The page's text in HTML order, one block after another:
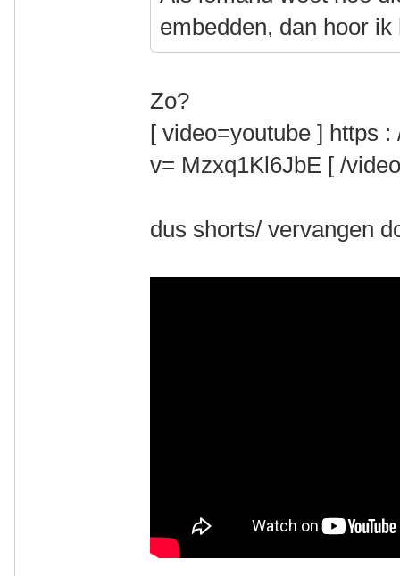
embedden, dan hoor ik
Zo?
[ video=youtube ] https
v= Mzxq1Kl6JbE [ /
dus shorts/ vervangen